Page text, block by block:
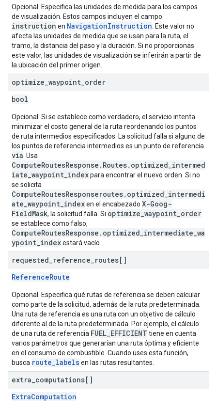
Opcional. Especifica las unidades de medida para los campos
de visualización. Estos campos incluyen el campo
instruction en NavigationInstruction . Este valor no
afecta las unidades de medida que se usan para la ruta, el
tramo, la distancia del paso y la duración. Si no proporcionas
este valor, las unidades de visualización se inferirán a partir de
la ubicación del primer origen.
optimize waypoint order
bool
Opcional. Si se establece como verdadero, el servicio intenta
minimizar el costo general de la ruta reordenando los puntos
de ruta intermedios especificados. La solicitud falla si alguno de
los puntos de referencia intermedios es un punto de referencia
via . Usa
ComputeRoutesResponse.Routes.optimized_intermed
iate_waypoint_indexpara encontrar el nuevo orden. Si no
se solicita
ComputeRoutesResponseroutes.optimized_intermedi
ate_waypoint_indexen el encabezado X-Goog-
FieldMask, la solicitud falla. Si optimize_waypoint_order
se establece como falso,
ComputeRoutesResponse.optimized_intermediate_wa
ypoint_indexestará vacío.
requested reference routes[]
ReferenceRoute
Opcional. Especifica qué rutas de referencia se deben calcular
como parte de la solicitud, además de la ruta predeterminada.
Una ruta de referencia es una ruta con un objetivo de cálculo
diferente al de la ruta predeterminada. Por ejemplo, el cálculo
de una ruta de referencia FUEL_EFFICIENT tiene en cuenta
varios parámetros que generarían una ruta óptima y eficiente
en el consumo de combustible. Cuando uses esta función,
busca route_labelsen las rutas resultantes.
extra computations[]
ExtraComputation